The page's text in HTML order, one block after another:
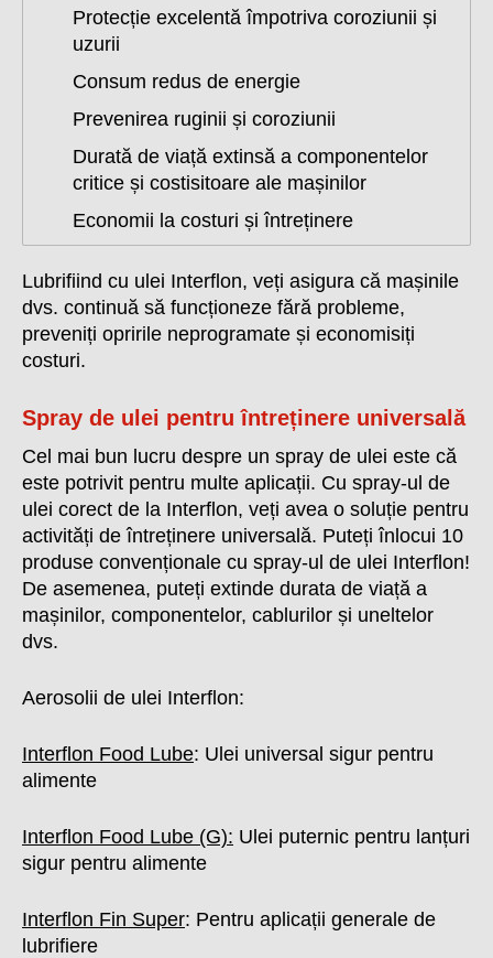
Protecție excelentă împotriva coroziunii și
uzurii
Consum redus de energie
Prevenirea ruginii și coroziunii
Durată de viață extinsă a componentelor
critice și costisitoare ale mașinilor
Economii la costuri și întreținere
Lubrifiind cu ulei Interflon, veți asigura că mașinile
dvs. continuă să funcționeze fără probleme,
preveniți opririle neprogramate și economisiți
costuri.
Spray de ulei pentru întreținere universală
Cel mai bun lucru despre un spray de ulei este că
este potrivit pentru multe aplicații. Cu spray-ul de
ulei corect de la Interflon, veți avea o soluție pentru
activități de întreținere universală. Puteți înlocui 10
produse convenționale cu spray-ul de ulei Interflon!
De asemenea, puteți extinde durata de viață a
mașinilor, componentelor, cablurilor și uneltelor
dvs.
Aerosolii de ulei Interflon:
Interflon Food Lube: Ulei universal sigur pentru
alimente
Interflon Food Lube (G): Ulei puternic pentru lanțuri
sigur pentru alimente
Interflon Fin Super: Pentru aplicații generale de
lubrifiere